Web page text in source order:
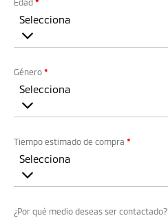
Edad *
Selecciona
Género *
Selecciona
Tiempo estimado de compra *
Selecciona
¿Por qué medio deseas ser contactado?